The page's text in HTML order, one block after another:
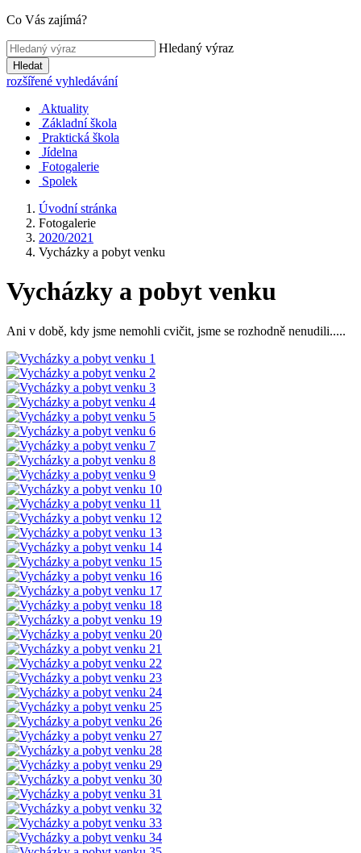
Co Vás zajímá?
Hledaný výraz
Hledat
rozšířené vyhledávání
Aktuality
Základní škola
Praktická škola
Jídelna
Fotogalerie
Spolek
Úvodní stránka
Fotogalerie
2020/2021
Vycházky a pobyt venku
Vycházky a pobyt venku
Ani v době, kdy jsme nemohli cvičit, jsme se rozhodně nenudili.....